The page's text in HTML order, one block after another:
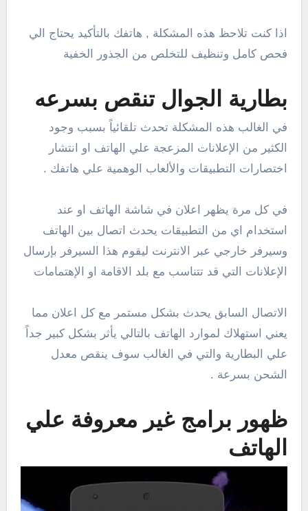
اذا كنت تلاحظ هذه المشكلة , هاتفك بالتأكيد يحتاج الي
فحص كامل وتنظيف للتخلص من الجذور الخفية
بطارية الجوال تنقص بسرعه
في الغالب هذه المشكلة تحدث تلقائياً بسبب وجود
الكثير من الإعلانات المزعجة علي الهاتف او انتشار
اختصارات التطبيقات والألعاب الوهمية علي هاتفك .
في كل مرة يظهر اعلان في شاشة الهاتف او عند
استخدام اي من التطبيقات يحدث اتصال بين الهاتف
وسيرفر خارجي عبر الانترنت ليقوم هذا السيرفر بإرسال
الإعلانات التي قد تتناسب مع بلد الاقامة او الإهتمامات
الاتصال السابق يحدث بشكل مستمر مع كل اعلان مما
يعني استهلاك لموارد الهاتف بالتالي يأثر بشكل كبير جداً
علي البطارية والتي في الغالب سوف ينقص معدل
الشحن بسرعة .
ظهور برامج غير معروفة علي
الهاتف